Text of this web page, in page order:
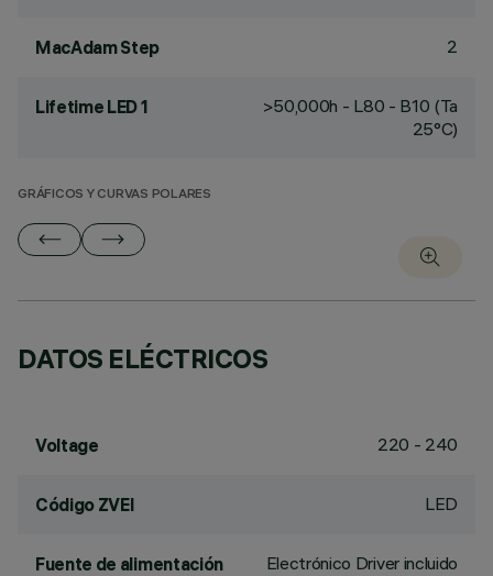
MacAdam Step 2
Lifetime LED 1
>50,000h - L80 - B10 (Ta
25°C)
GRÁFICOS Y CURVAS POLARES
DATOS ELÉCTRICOS
Voltage 220 - 240
Código ZVEI LED
Fuente de alimentación Electrónico Driver incluido